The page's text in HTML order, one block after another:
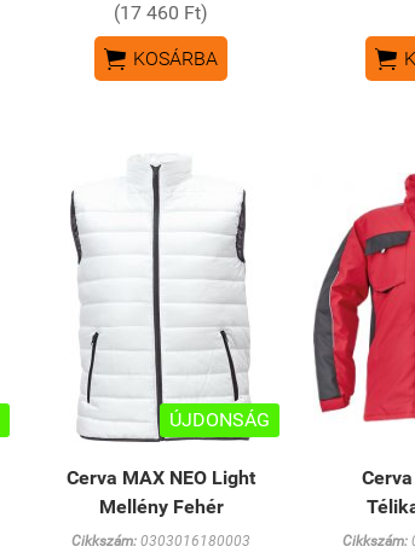
(17 460 Ft)
 KOSÁRBA 
ÚJDONSÁG
Cerva MAX NEO Light
Mellény Fehér
Cikkszám: 0303016180003 Cikkszám: